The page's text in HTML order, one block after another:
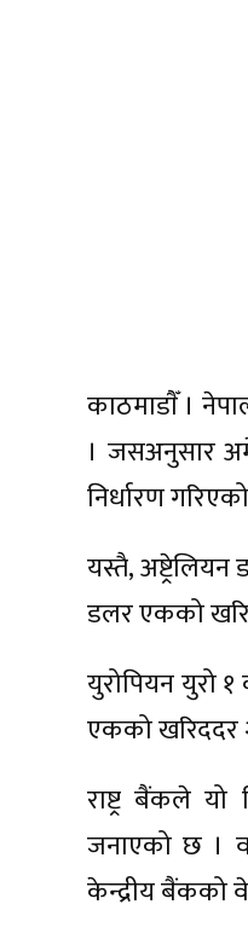
काठमाडाैँ ।
। जसअनुसार
निर्धारण
यस्तै,
डलर एकको
युरोपियन युरो
एकको खरिददर
राष्ट्र बैंकले
जनाएको छ ।
केन्द्रीय बैंकको